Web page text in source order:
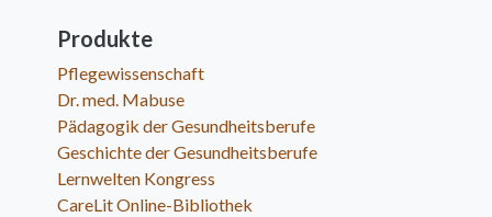
Produkte
Pflegewissenschaft
Dr. med. Mabuse
Pädagogik der Gesundheitsberufe
Geschichte der Gesundheitsberufe
Lernwelten Kongress
CareLit Online-Bibliothek